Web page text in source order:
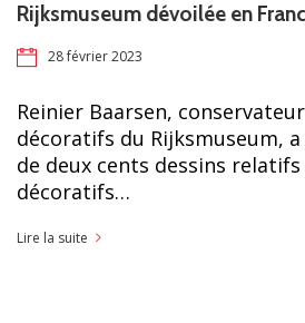
Rijksmuseum dévoilée en
28 février 2023
Reinier Baarsen,
décoratifs du Rijksmuseum,
de deux cents dessins
décoratifs…
Lire la suite